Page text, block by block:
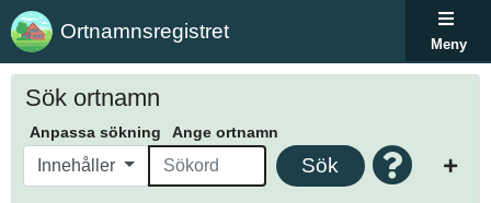
Ortnamnsregistret
Meny
Sök ortnamn
Anpassa sökning Ange ortnamn
Innehåller Sök